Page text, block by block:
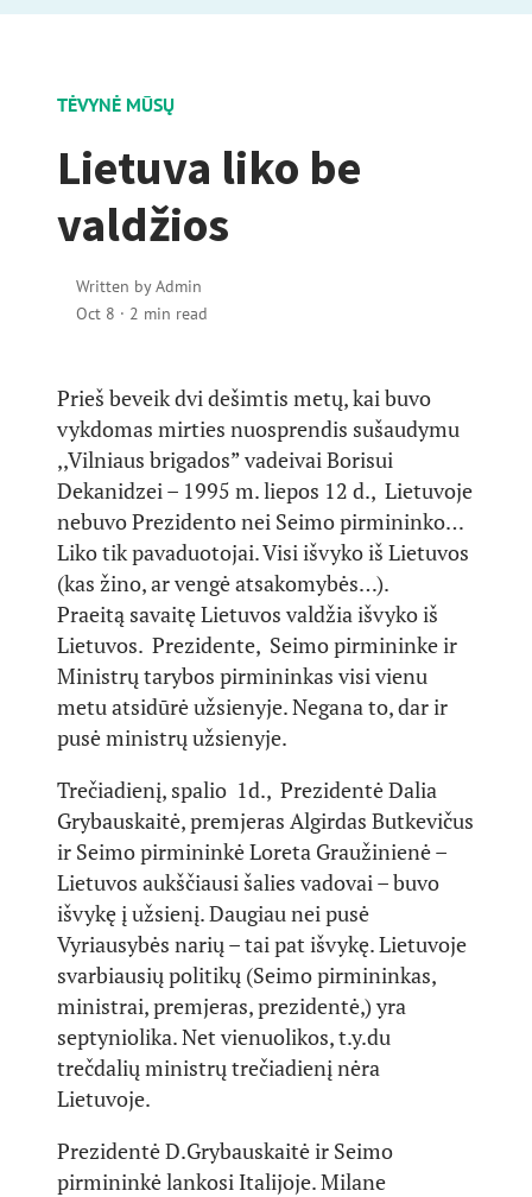
TĖVYNĖ MŪSŲ
Lietuva liko be
valdžios
Written byAdmin
Oct 8 · 2 min read
Prieš beveik dvi dešimtis metų, kai buvo
vykdomas mirties nuosprendis sušaudymu
,,Vilniaus brigados” vadeivai Borisui
Dekanidzei – 1995 m. liepos 12 d., Lietuvoje
nebuvo Prezidento nei Seimo pirmininko…
Liko tik pavaduotojai. Visi išvyko iš Lietuvos
(kas žino, ar vengė atsakomybės…).
Praeitą savaitę Lietuvos valdžia išvyko iš
Lietuvos. Prezidente, Seimo pirmininke ir
Ministrų tarybos pirmininkas visi vienu
metu atsidūrė užsienyje. Negana to, dar ir
pusė ministrų užsienyje.
Trečiadienį, spalio 1d., Prezidentė Dalia
Grybauskaitė, premjeras Algirdas Butkevičus
ir Seimo pirmininkė Loreta Graužinienė –
Lietuvos aukščiausi šalies vadovai – buvo
išvykę į užsienį. Daugiau nei pusė
Vyriausybės narių – tai pat išvykę. Lietuvoje
svarbiausių politikų (Seimo pirmininkas,
ministrai, premjeras, prezidentė,) yra
septyniolika. Net vienuolikos, t.y.du
trečdalių ministrų trečiadienį nėra
Lietuvoje.
Prezidentė D.Grybauskaitė ir Seimo
pirmininkė lankosi Italijoje. Milane